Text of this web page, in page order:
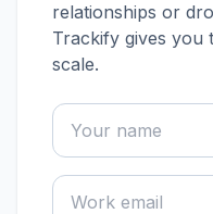
relationships or
Trackify gives you
scale.